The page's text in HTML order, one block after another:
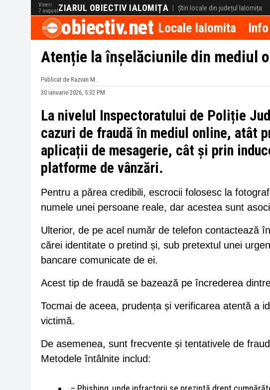
Vineri
7 augustZIARUL OBIECTIV IALOMIȚA | Știri locale din județul Ialomița
obiectiv.net Locale Ialomita
Atenție la înșelăciunile din mediul
Publicat de Razvan M.
30 ianuarie 2026, 5:32 PM
La nivelul Inspectoratului de Poliție
cazuri de fraudă în mediul online, atât
aplicații de mesagerie, cât și prin
platforme de vânzări.
Pentru a părea credibili, escrocii folosesc la
numele unei persoane reale, dar acestea sunt
Ulterior, de pe acel număr de telefon contactează
cărei identitate o pretind și, sub pretextul unei
bancare comunicate de ei.
Acest tip de fraudă se bazează pe încrederea
Tocmai de aceea, prudența și verificarea atentă a
victimă.
De asemenea, sunt frecvente și tentativele de
Metodele întâlnite includ: